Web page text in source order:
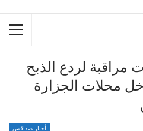
لردع الذبح
محلات الجزارة
أخبار صفاقس